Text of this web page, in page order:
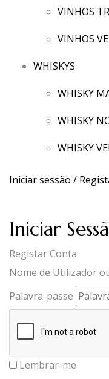
VINHOS
VINHOS
WHISKYS
WHISKY
WHISKY
WHISKY
Iniciar sessão /
Iniciar
Registar Conta
Nome de Utilizador
Palavra-passe
Lembrar-me